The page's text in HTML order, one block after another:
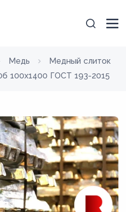
Медь
Медный слиток
100x1400 ГОСТ 193-2015